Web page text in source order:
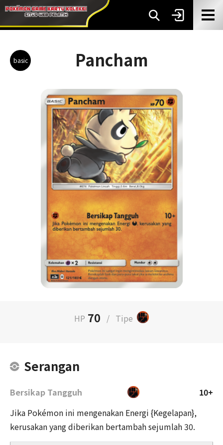
basic Pancham
HP 70 / Tipe
Serangan
Bersikap Tangguh
10+
Jika Pokémon ini mengenakan Energi {Kegelapan},
kerusakan yang diberikan bertambah sejumlah 30.